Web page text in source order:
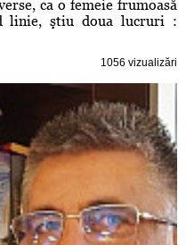
ca o femeie frumoasă
linie, ştiu doua lucruri :
1056 vizualizări